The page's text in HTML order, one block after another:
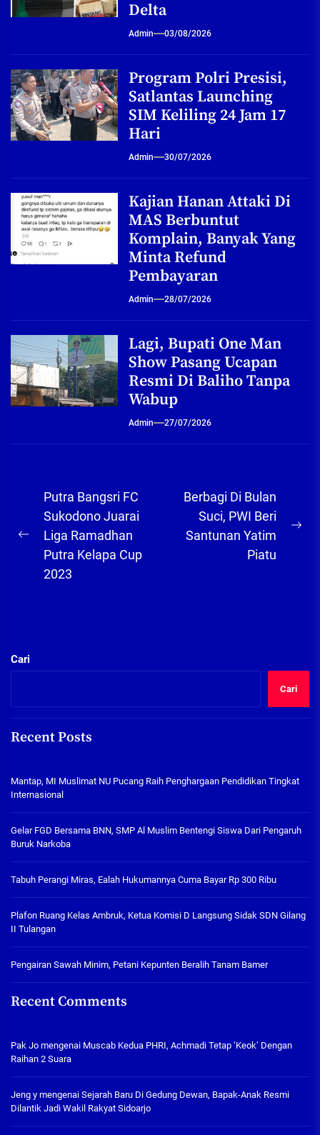
Delta
Admin 03/08/2026
Program Polri Presisi,
Satlantas Launching
SIM Keliling 24 Jam 17
Hari
Admin 30/07/2026
Kajian Hanan Attaki Di
MAS Berbuntut
Komplain, Banyak Yang
Minta Refund
Pembayaran
Admin 28/07/2026
Lagi, Bupati One Man
Show Pasang Ucapan
Resmi Di Baliho Tanpa
Wabup
Admin 27/07/2026
Navigasi
pos
Previous
post:
Putra Bangsri FC
Sukodono Juarai
Liga Ramadhan
Putra Kelapa Cup
2023
Berbagi Di Bulan
Suci, PWI Beri
Santunan Yatim
Piatu
Cari
Cari
Recent Posts
Mantap, MI Muslimat NU Pucang Raih Penghargaan Pendidikan Tingkat
Internasional
Gelar FGD Bersama BNN, SMP Al Muslim Bentengi Siswa Dari Pengaruh
Buruk Narkoba
Tabuh Perangi Miras, Ealah Hukumannya Cuma Bayar Rp 300 Ribu
Plafon Ruang Kelas Ambruk, Ketua Komisi D Langsung Sidak SDN Gilang
II Tulangan
Pengairan Sawah Minim, Petani Kepunten Beralih Tanam Bamer
Recent Comments
Pak Jo mengenai Muscab Kedua PHRI, Achmadi Tetap ‘Keok’ Dengan
Raihan 2 Suara
Jeng y mengenai Sejarah Baru Di Gedung Dewan, Bapak-Anak Resmi
Dilantik Jadi Wakil Rakyat Sidoarjo